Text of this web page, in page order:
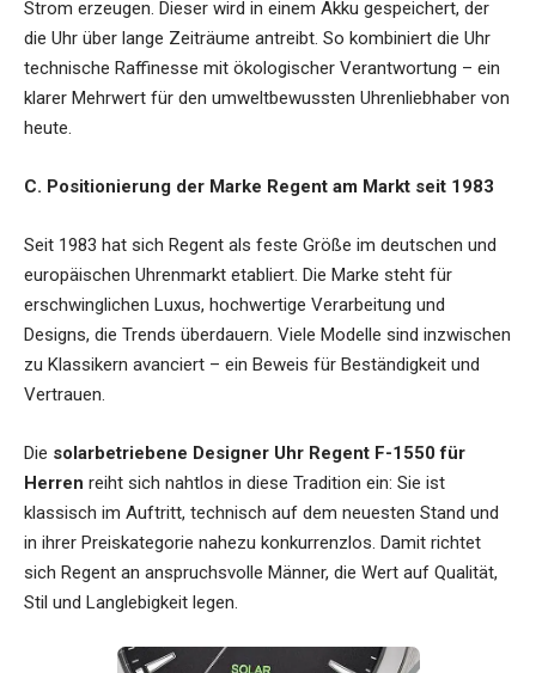
Strom erzeugen. Dieser wird in einem Akku gespeichert, der
die Uhr über lange Zeiträume antreibt. So kombiniert die Uhr
technische Raffinesse mit ökologischer Verantwortung – ein
klarer Mehrwert für den umweltbewussten Uhrenliebhaber von
heute.
C. Positionierung der Marke Regent am Markt seit 1983
Seit 1983 hat sich Regent als feste Größe im deutschen und
europäischen Uhrenmarkt etabliert. Die Marke steht für
erschwinglichen Luxus, hochwertige Verarbeitung und
Designs, die Trends überdauern. Viele Modelle sind inzwischen
zu Klassikern avanciert – ein Beweis für Beständigkeit und
Vertrauen.
Die solarbetriebene Designer Uhr Regent F-1550 für
Herren reiht sich nahtlos in diese Tradition ein: Sie ist
klassisch im Auftritt, technisch auf dem neuesten Stand und
in ihrer Preiskategorie nahezu konkurrenzlos. Damit richtet
sich Regent an anspruchsvolle Männer, die Wert auf Qualität,
Stil und Langlebigkeit legen.